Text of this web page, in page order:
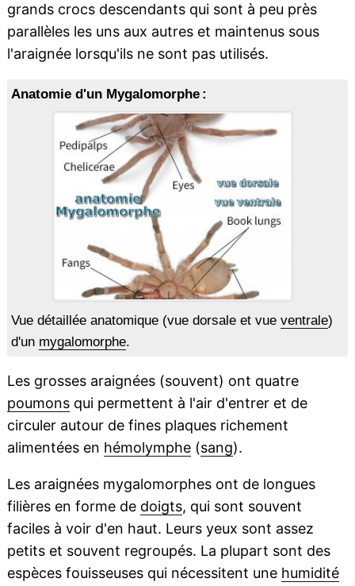
grands crocs descendants qui sont à peu près
parallèles les uns aux autres et maintenus sous
l'araignée lorsqu'ils ne sont pas utilisés.
Anatomie d'un Mygalomorphe :
Vue détaillée anatomique (vue dorsale et vue ventrale)
d'un mygalomorphe.
Les grosses araignées (souvent) ont quatre
poumonsqui permettent à l'air d'entrer et de
circuler autour de fines plaques richement
alimentées en hémolymphe(sang).
Les araignées mygalomorphes ont de longues
filières en forme de doigts, qui sont souvent
faciles à voir d'en haut. Leurs yeux sont assez
petits et souvent regroupés. La plupart sont des
espèces fouisseuses qui nécessitent une humidité